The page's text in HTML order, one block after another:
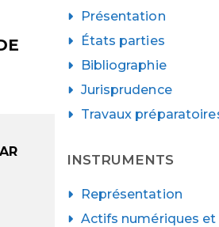
Présentation
États parties
Bibliographie
Jurisprudence
Travaux
INSTRUMENTS
Représentation
Actifs numériques